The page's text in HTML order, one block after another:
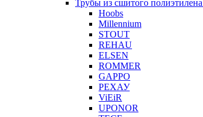
Трубы из сшитого полиэтилена
Hoobs
Millennium
STOUT
REHAU
ELSEN
ROMMER
GAPPO
РЕХАУ
ViEiR
UPONOR